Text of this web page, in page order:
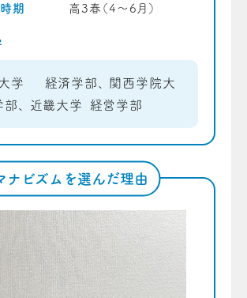
期 高3春（4〜6月）
学 経済学部、 関西学院大
、 近畿大学 経営学部
ナビズムを選んだ理由